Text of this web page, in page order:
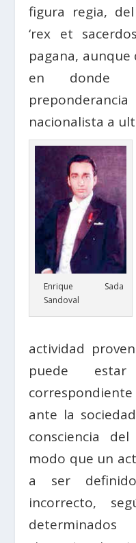
figura regia,
‘rex et
pagana,
en donde
nacionalista a
Enrique Sada
Sandoval
actividad
puede
ante la
consciencia
modo que un
a ser
incorrecto,